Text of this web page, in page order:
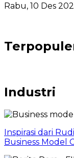
Rabu, 10 Des
Industri
Inspirasi dari
Business Model